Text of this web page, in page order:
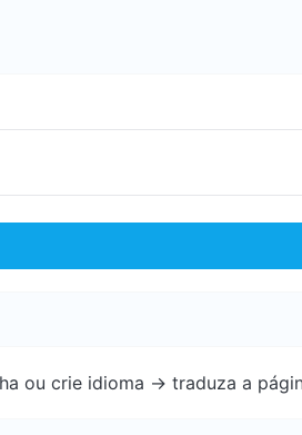
ou crie idioma -> traduza a